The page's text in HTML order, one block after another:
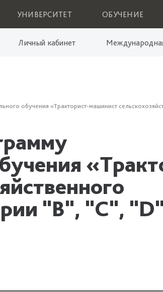
УНИВЕРСИТЕТ ОБУЧЕНИЕ
Личный кабинет
обучения «Тракторист-машинист
"В", "C",